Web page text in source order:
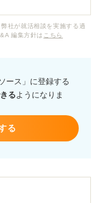
に向けて勉強した
。
社が就活相談を実施する過
編集方針は こちら
ース」に登録する
るようになりま
る